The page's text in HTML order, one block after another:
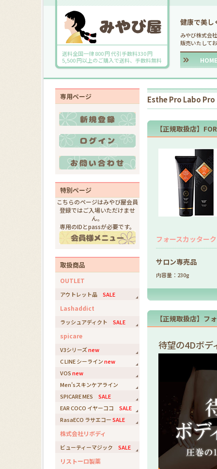
送料全国一律 800 円 代引手数料330 円
5,500 円以上のご購入で送料、手数料無料
健康で美し
みやび株式会
販売いたして
HOME
専用ページ
特別ページ
こちらのページはみやび屋会員
登録ではご入場いただけませ
ん。
専用のIDとpassが必要です。
取扱商品
OUTLET
アウトレット品 SALE
Lashaddict
ラッシュアディクト SALE
spicare
V3シリーズnew
C LINE シーラインnew
VOSnew
Men'sスキンケアライン
SPICARE MES SALE
EAR COCO イヤーココ SALE
RasaECO ラサエコーSALE
株式会社リボディ
ビューティーマジック SALE
リストーロ製薬
Esthe Pro Labo
【正規取扱店】
フォースカッター
サロン専売品
内容量：230g
【正規取扱店】フ
待望の4Dボデ